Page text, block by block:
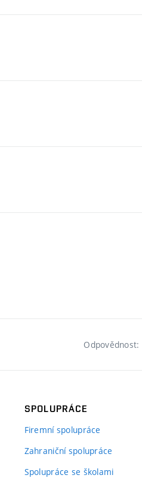
Odpovědnost:
SPOLUPRÁCE
Firemní spolupráce
Zahraniční spolupráce
Spolupráce se školami